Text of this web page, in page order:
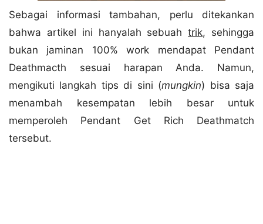
Sebagai informasi tambahan, perlu ditekankan
bahwa artikel ini hanyalah sebuahtrik, sehingga
bukan jaminan 100% work mendapat Pendant
Deathmacth sesuai harapan Anda. Namun,
mengikuti langkah tips di sini (mungkin) bisa saja
menambah kesempatan lebih besar untuk
memperoleh Pendant Get Rich Deathmatch
tersebut.